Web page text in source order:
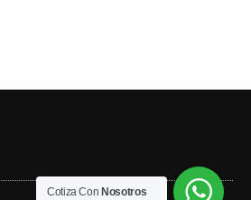
Cotiza Con Nosotros